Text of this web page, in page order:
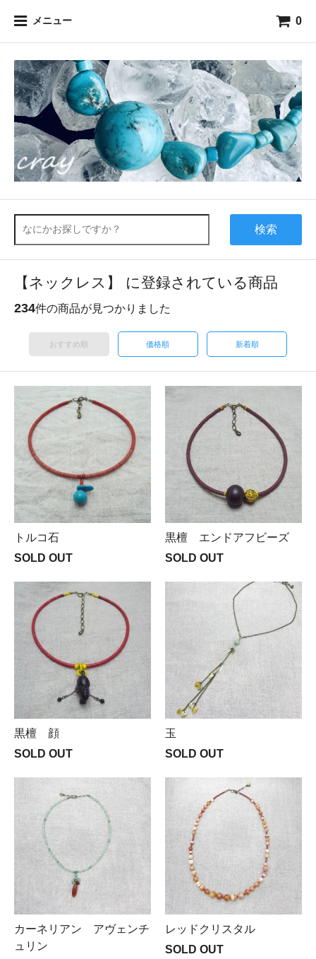
メニュー 0
検索
【ネックレス】 に登録されている商品
234件の商品が見つかりました
おすすめ順 価格順 新着順
トルコ石
SOLD OUT
黒檀 エンドアフビーズ
SOLD OUT
黒檀 顔
SOLD OUT
玉
SOLD OUT
カーネリアン アヴェンチ
ュリン
レッドクリスタル
SOLD OUT